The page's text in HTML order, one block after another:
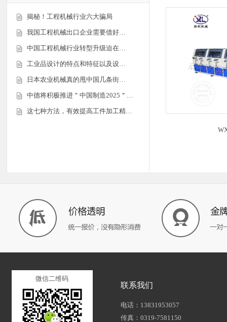
揭秘！工程机械行业六大骗局
我国工程机械出口企业需要借好…
中国工程机械行业转型升级迫在…
工业品设计的特点和特征以及设…
日本农业机械真的甩中国几条街…
中德将积极推进＂中国制造2025＂…
这七种方法，有效提高工件加工精…
微信二维码
联系我们
电话：13831953057
传真：0319-7581150